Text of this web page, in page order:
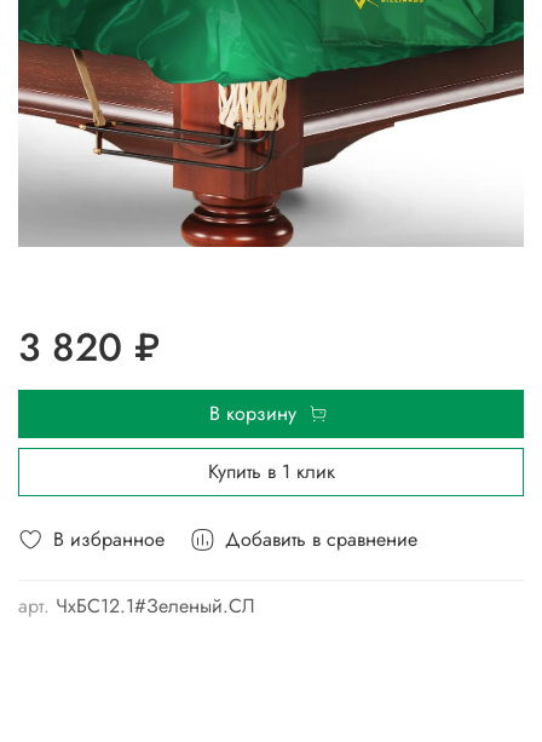
В избранное Добавить в сравнение
арт. ЧхБС12.1#Зеленый.СЛ
3 820 ₽
В корзину
Купить в 1 клик